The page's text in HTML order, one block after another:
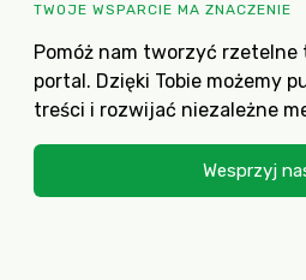
TWOJE WSPARCIE MA ZNACZENIE
Pomóż nam tworzyć rzetelne
portal. Dzięki Tobie możemy
treści i rozwijać niezależne
Wesprzyj